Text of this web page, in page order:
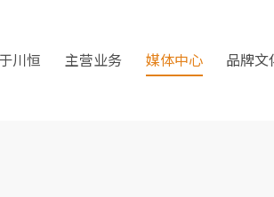
川恒 主营业务 媒体中心 品牌文